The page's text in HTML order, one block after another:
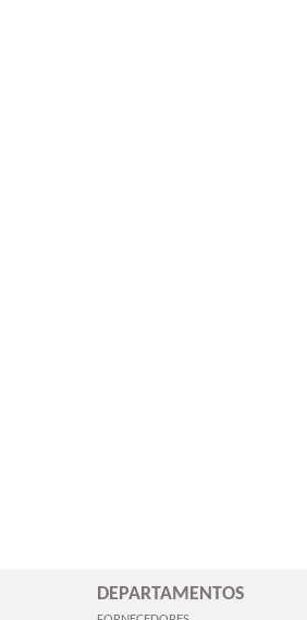
DEPARTAMENTOS